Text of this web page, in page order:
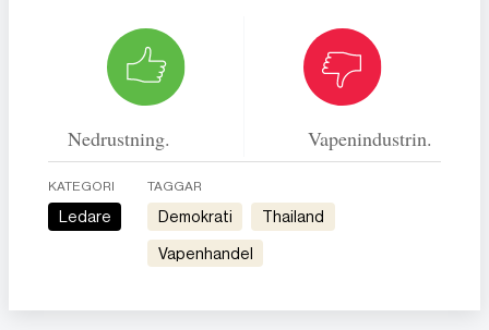
Nedrustning. Vapenindustrin.
KATEGORI
Ledare
TAGGAR
Demokrati Thailand
Vapenhandel